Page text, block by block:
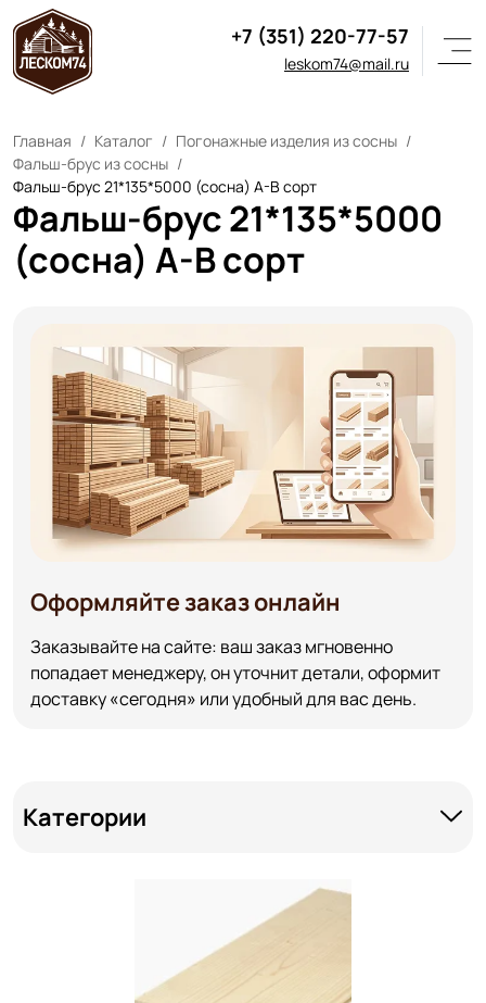
+7 (351) 220-77-57
leskom74@mail.ru
Главная Каталог
Погонажные изделия из сосны
Фальш-брус из сосны
Фальш-брус 21*135*5000 (сосна) А-В сорт
Фальш-брус 21*135*5000
(сосна) А-В сорт
Оформляйте заказ онлайн
Заказывайте на сайте: ваш заказ мгновенно
попадает менеджеру, он уточнит детали, оформит
доставку «сегодня» или удобный для вас день.
Категории